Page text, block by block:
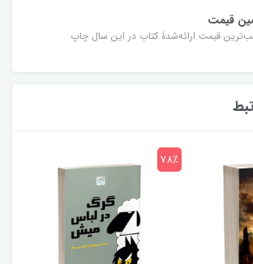
قیمت
قیمت ارائه‌شدۀ کتاب در این سال چاپ
78٪